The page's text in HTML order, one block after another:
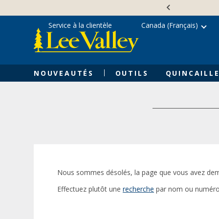
content
NOUVEAUTÉS OUTILS
Service à la clientèle Canada (Français)
Nous sommes désolés, la page que vous avez
Effectuez plutôt une recherche par nom ou